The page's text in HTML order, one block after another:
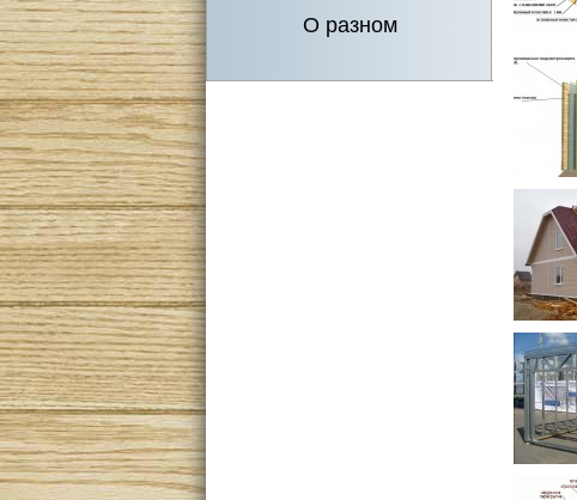
О разном